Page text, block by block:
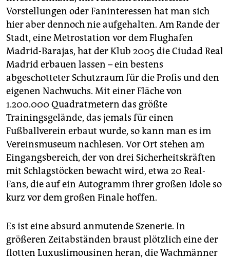
Vorstellungen oder Faninteressen hat man sich
hier aber dennoch nie aufgehalten. Am Rande der
Stadt, eine Metrostation vor dem Flughafen
Madrid-Barajas, hat der Klub 2005 die Ciudad Real
Madrid erbauen lassen – ein bestens
abgeschotteter Schutzraum für die Profis und den
eigenen Nachwuchs. Mit einer Fläche von
1.200.000 Quadratmetern das größte
Trainingsgelände, das jemals für einen
Fußballverein erbaut wurde, so kann man es im
Vereinsmuseum nachlesen. Vor Ort stehen am
Eingangsbereich, der von drei Sicherheitskräften
mit Schlagstöcken bewacht wird, etwa 20 Real-
Fans, die auf ein Autogramm ihrer großen Idole so
kurz vor dem großen Finale hoffen.
Es ist eine absurd anmutende Szenerie. In
größeren Zeitabständen braust plötzlich eine der
flotten Luxuslimousinen heran, die Wachmänner